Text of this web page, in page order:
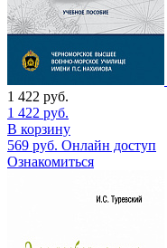
1 422 руб.
1 422 руб.
В корзину
569 руб. Онлайн доступ
Ознакомиться